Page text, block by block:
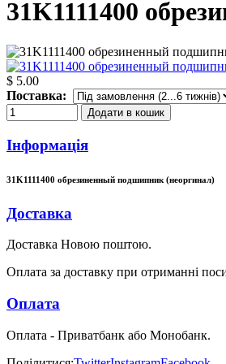
31K1111400
$ 5.00
Поставка:
Додати в кошик
Інформація
31K1111400 обрезиненный подшипник (неоргинал)
Доставка
Доставка Новою поштою.
Оплата за доставку при отриманні
Оплата
Оплата - Приватбанк або Монобанк.